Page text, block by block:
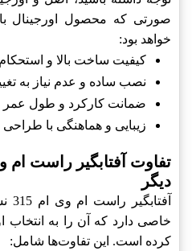
صورتی که محصول اورجینال
خواهد بود:
کیفیت ساخت بالا و استحکام
نصب ساده و عدم نیاز به
ضمانت کارکرد و طول عمر
زیبایی و هماهنگی با
دیگر
خاصی دارد که آن را به انتخاب
کرده است. این تفاوت‌ها شامل: